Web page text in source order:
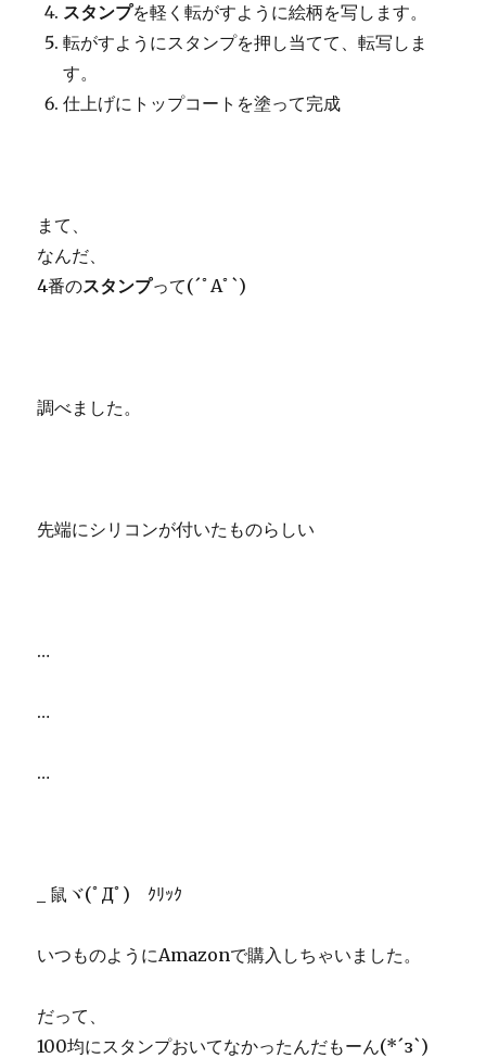
スタンプを軽く転がすように絵柄を写します。
転がすようにスタンプを押し当てて、転写しま
す。
仕上げにトップコートを塗って完成
まて、
なんだ、
4番のスタンプって(´ﾟAﾟ`)
調べました。
先端にシリコンが付いたものらしい
…
…
…
_ 鼠ヾ(ﾟДﾟ) ｸﾘｯｸ
いつものようにAmazonで購入しちゃいました。
だって、
100均にスタンプおいてなかったんだもーん(*´з`)